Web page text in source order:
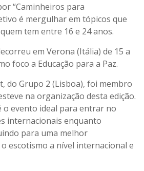
“Caminheiros para
é mergulhar em tópicos que
tem entre 16 e 24 anos.
em Verona (Itália) de 15 a
foco a Educação para a Paz.
do Grupo 2 (Lisboa), foi membro
na organização desta edição.
o evento ideal para entrar no
internacionais enquanto
para uma melhor
escotismo a nível internacional e